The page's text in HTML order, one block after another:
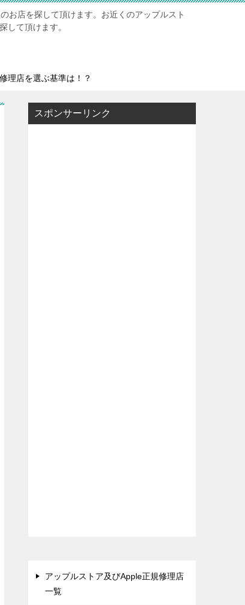
お店を探して頂けます。お近くのアップルスト
して頂けます。
修理店を選ぶ基準は！？
スポンサーリンク
アップルストア及びApple正規修理店
一覧